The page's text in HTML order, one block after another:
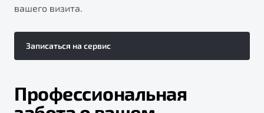
вашего визита.
Записаться на сервис
Профессиональная